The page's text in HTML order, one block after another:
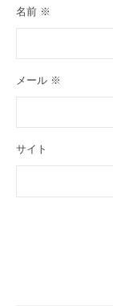
名前 ※
メール ※
サイト